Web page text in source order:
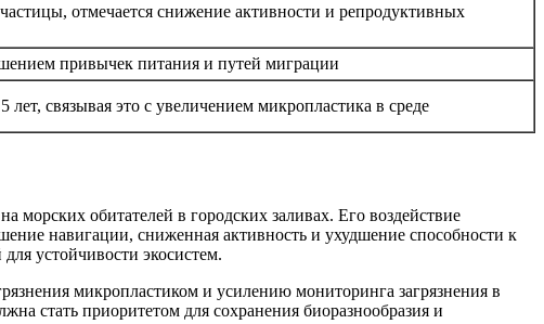
отмечается снижение активности и репродуктивных
привычек питания и путей миграции
связывая это с увеличением микропластика в среде
морских обитателей в городских заливах. Его воздействие
навигации, сниженная активность и ухудшение способности к
устойчивости экосистем.
микропластиком и усилению мониторинга загрязнения в
стать приоритетом для сохранения биоразнообразия и